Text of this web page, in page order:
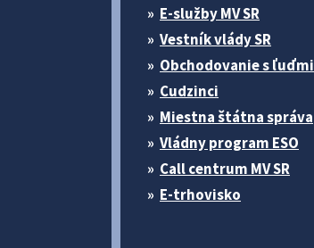
E-služby MV SR
Vestník vlády SR
Obchodovanie s ľuďmi
Cudzinci
Miestna štátna správa
Vládny program ESO
Call centrum MV SR
E-trhovisko